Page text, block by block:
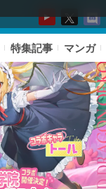
特集記事 マンガ